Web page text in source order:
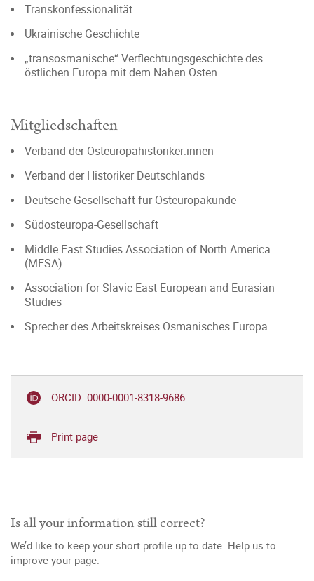
Transkonfessionalität
Ukrainische Geschichte
„transosmanische“ Verflechtungsgeschichte des
östlichen Europa mit dem Nahen Osten
Mitgliedschaften
Verband der Osteuropahistoriker:innen
Verband der Historiker Deutschlands
Deutsche Gesellschaft für Osteuropakunde
Südosteuropa-Gesellschaft
Middle East Studies Association of North America
(MESA)
Association for Slavic East European and Eurasian
Studies
Sprecher des Arbeitskreises Osmanisches Europa
ORCID: 0000-0001-8318-9686
Print page
Is all your information still correct?
We’d like to keep your short profile up to date. Help us to
improve your page.